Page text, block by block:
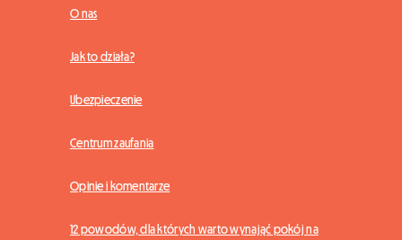
O nas
Jak to działa?
Ubezpieczenie
Centrum zaufania
Opinie i komentarze
12 powodów, dla których warto wynająć pokój na